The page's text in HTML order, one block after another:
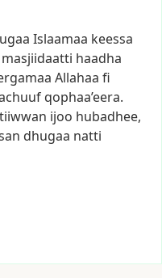
Islaamaa keessa
masjiidaatti haadha
Allahaa fi
qophaa’eera.
ijoo hubadhee,
dhugaa natti